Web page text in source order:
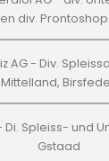
div.
AG - Div.
Mittelland,
- Di. Spleiss- und
Gstaad